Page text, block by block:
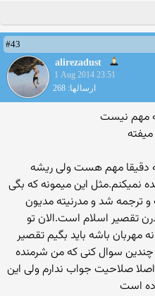
#43
alirezadust
1 Aug 2014 23:51
ارسالها: 268
دقیقا مهم هست ولی ریشه
نمیکنم.مثل این میمونه که بگی
ترجمه شد و مدرنیته مدیون
اسلام است.الان تو
مهربان باشه باید بگیم تقصیر
چندین سوال کنی که من شرمنده
صلاحیت جواب ندارم ولی این
است